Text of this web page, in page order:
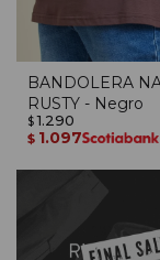
BANDOLERA
RUSTY - Negro
$ 1.290
$ 1.097